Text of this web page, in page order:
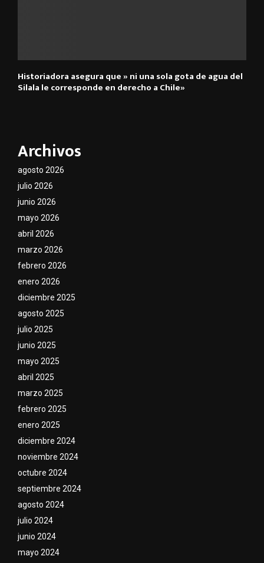
Historiadora asegura que » ni una sola gota de agua del
Silala le corresponde en derecho a Chile»
Archivos
agosto 2026
julio 2026
junio 2026
mayo 2026
abril 2026
marzo 2026
febrero 2026
enero 2026
diciembre 2025
agosto 2025
julio 2025
junio 2025
mayo 2025
abril 2025
marzo 2025
febrero 2025
enero 2025
diciembre 2024
noviembre 2024
octubre 2024
septiembre 2024
agosto 2024
julio 2024
junio 2024
mayo 2024